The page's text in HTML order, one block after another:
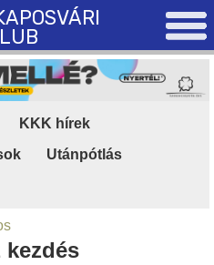
KKK hírek
Utánpótlás